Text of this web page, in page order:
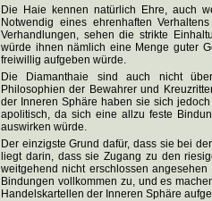
Die Haie kennen natürlich Ehre, auch
Notwendig eines ehrenhaften
Verhandlungen, sehen die strikte
würde ihnen nämlich eine Menge guter
freiwillig aufgeben würde.
Die Diamanthaie sind auch nicht
Philosophien der Bewahrer und
der Inneren Sphäre haben sie sich
apolitisch, da sich eine allzu feste
auswirken würde.
Der einzigste Grund dafür, dass sie bei
liegt darin, dass sie Zugang zu den
weitgehend nicht erschlossen
Bindungen vollkommen zu, und es
Handelskartellen der Inneren Sphäre